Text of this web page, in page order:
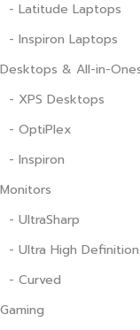
- Latitude Laptops
- Inspiron Laptops
Desktops & All-in-
- XPS Desktops
- OptiPlex
- Inspiron
Monitors
- UltraSharp
- Ultra High Definition
- Curved
Gaming